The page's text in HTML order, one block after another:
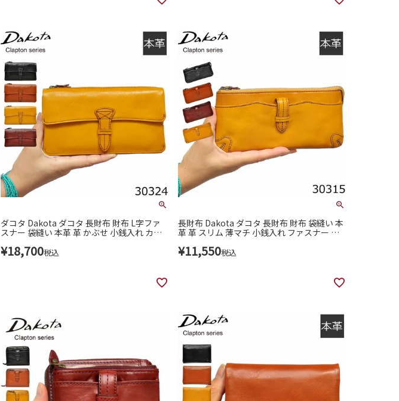
ダコタ Dakota ダコタ 長財布 財布 L字ファ
スナー 袋縫い 本革 革 かぶせ 小銭入れ カー
324
¥18,700税込
長財布 Dakota ダコタ 長財布 財布 袋縫い 本
革 革 スリム 薄マチ 小銭入れ ファスナー カ
ー 札入れ レディース かわいい 30315
¥11,550税込